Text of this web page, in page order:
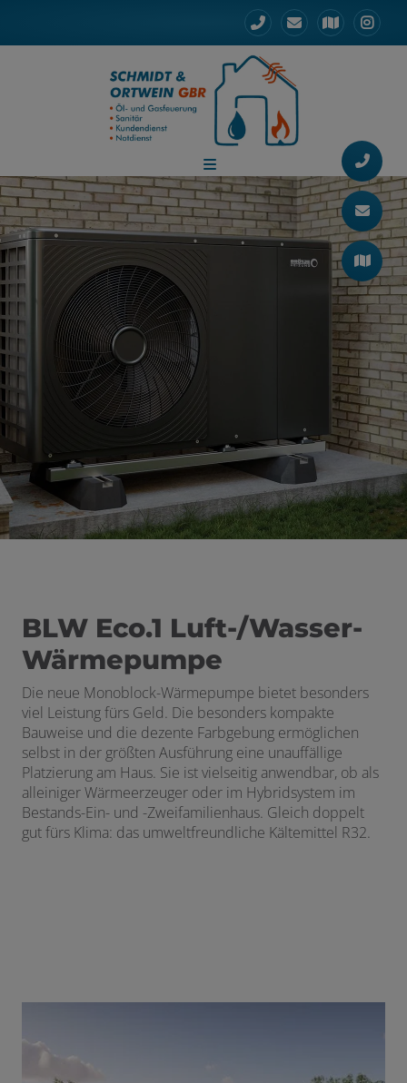
BLW Eco.1 Luft-/Wasser-
Wärmepumpe
Die neue Monoblock-Wärmepumpe bietet besonders
viel Leistung fürs Geld. Die besonders kompakte
Bauweise und die dezente Farbgebung ermöglichen
selbst in der größten Ausführung eine unauffällige
Platzierung am Haus. Sie ist vielseitig anwendbar, ob als
alleiniger Wärmeerzeuger oder im Hybridsystem im
Bestands-Ein- und -Zweifamilienhaus. Gleich doppelt
gut fürs Klima: das umweltfreundliche Kältemittel R32.
schließen
schließen
schließen
öffnen und schließen
schließen
öffnen und schließen
und schließen